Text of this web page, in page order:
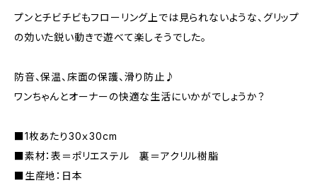
プンとチビチビもフローリング上では見られないような、グリップ
の効いた鋭い動きで遊べて楽しそうでした。
防音、保温、床面の保護、滑り防止♪
ワンちゃんとオーナーの快適な生活にいかがでしょうか？
■1枚あたり30ｘ30cm
■素材：表＝ポリエステル 裏＝アクリル樹脂
■生産地：日本